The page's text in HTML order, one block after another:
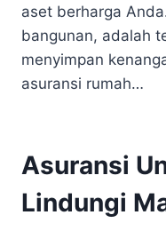
aset berharga
bangunan, adalah
menyimpan
asuransi rumah…
Asuransi
Lindungi